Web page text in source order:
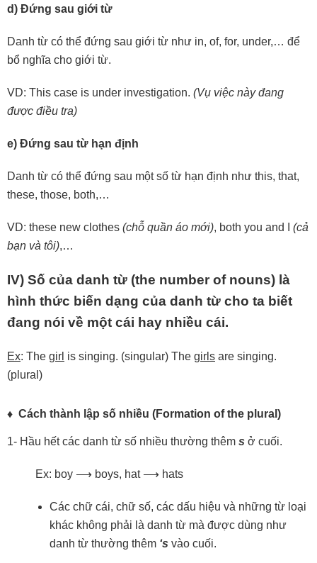
d) Đứng sau giới từ
Danh từ có thể đứng sau giới từ như in, of, for, under,… để
bổ nghĩa cho giới từ.
VD: This case is under investigation. (Vụ việc này đang
được điều tra)
e) Đứng sau từ hạn định
Danh từ có thể đứng sau một số từ hạn định như this, that,
these, those, both,…
VD: these new clothes (chỗ quần áo mới), both you and I (cả
bạn và tôi),…
IV) Số của danh từ (the number of nouns) là
hình thức biến dạng của danh từ cho ta biết
đang nói về một cái hay nhiều cái.
Ex: The girl is singing. (singular) The girls are singing.
(plural)
♦ Cách thành lập số nhiều (Formation of the plural)
1- Hầu hết các danh từ số nhiều thường thêm s ở cuối.
Ex: boy ⟶ boys, hat ⟶ hats
Các chữ cái, chữ số, các dấu hiệu và những từ loại
khác không phải là danh từ mà được dùng như
danh từ thường thêm ‘s vào cuối.